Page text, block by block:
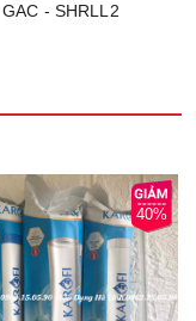
- SHRLL2
40%